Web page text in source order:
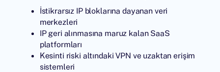
İstikrarsız IP bloklarına dayanan veri
merkezleri
IP geri alınmasına maruz kalan SaaS
platformları
Kesinti riski altındaki VPN ve uzaktan erişim
sistemleri